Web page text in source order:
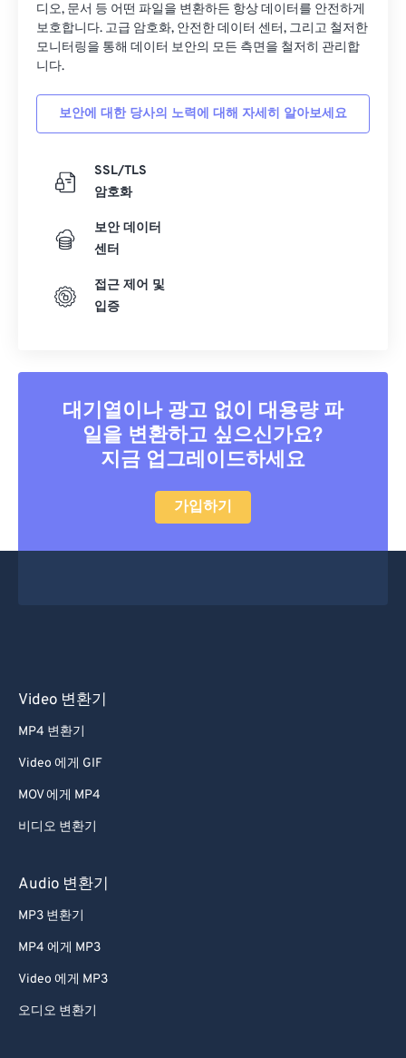
디오, 문서 등 어떤 파일을 변환하든 항상 데이터를 안전하게
보호합니다. 고급 암호화, 안전한 데이터 센터, 그리고 철저한
모니터링을 통해 데이터 보안의 모든 측면을 철저히 관리합
니다.
보안에 대한 당사의 노력에 대해 자세히 알아보세요
SSL/TLS
암호화
보안 데이터
센터
접근 제어 및
입증
대기열이나 광고 없이 대용량 파
일을 변환하고 싶으신가요?
지금 업그레이드하세요
가입하기
Video 변환기
MP4 변환기
Video 에게 GIF
MOV 에게 MP4
비디오 변환기
Audio 변환기
MP3 변환기
MP4 에게 MP3
Video 에게 MP3
오디오 변환기